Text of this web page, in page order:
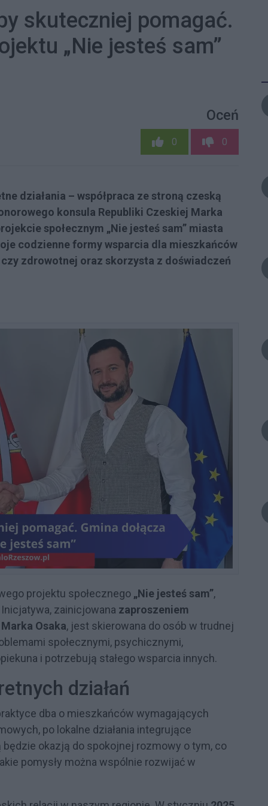
skuteczniej pomagać.
„Nie jesteś sam”
Oceń
0 0
działania – współpraca ze stroną czeską
konsula Republiki Czeskiej Marka
społecznym „Nie jesteś sam” miasta
codzienne formy wsparcia dla mieszkańców
zdrowotnej oraz skorzysta z doświadczeń
projektu społecznego „Nie jesteś sam”,
zainicjowana zaproszeniem
Osaka, jest skierowana do osób w trudnej
społecznymi, psychicznymi,
i potrzebują stałego wsparcia innych.
działań
dba o mieszkańców wymagających
po lokalne działania integrujące
okazją do spokojnej rozmowy o tym, co
pomysły można wspólnie rozwijać w